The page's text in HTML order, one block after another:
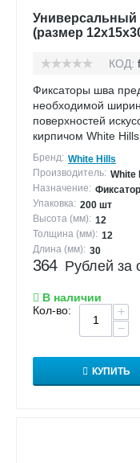
Универсальный
(размер
КОД:
Фиксаторы шва
необходимой
поверхностей
кирпичом White
Бренд: White Hills
Производитель: White
Назначение:
Упаковка: 200 шт
Высота (мм): 12
Толщина (мм): 12
Длина (мм): 30
364 Рублей за
В наличии
Кол-во:
+
−
КУПИТЬ